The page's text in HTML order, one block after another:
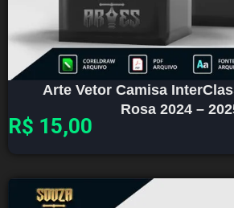
Arte Vetor Camisa
Rosa 2024 –
R$ 15,00